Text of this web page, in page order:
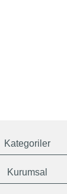
Kategoriler
Kurumsal